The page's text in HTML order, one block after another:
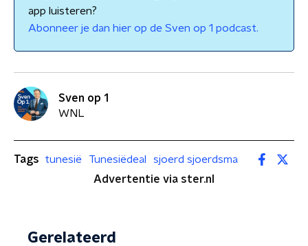
app luisteren?
Abonneer je dan hier op de Sven op 1 podcast.
Sven op 1
WNL
Tags tunesië Tunesiëdeal
sjoerd sjoerdsma
Advertentie via ster.nl
Gerelateerd